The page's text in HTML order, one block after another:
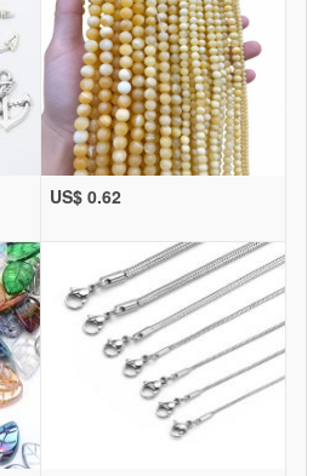
US$ 0.62